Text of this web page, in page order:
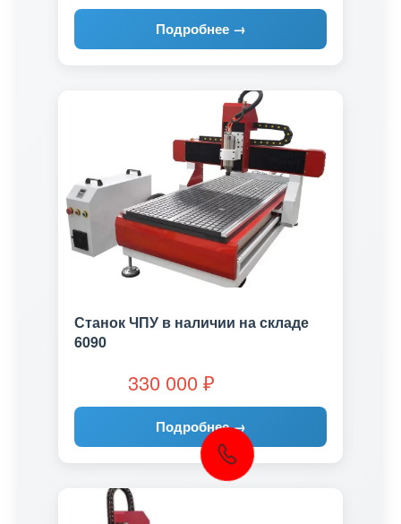
Подробнее →
Станок ЧПУ в наличии на складе
6090
330 000 ₽
Подробнее →